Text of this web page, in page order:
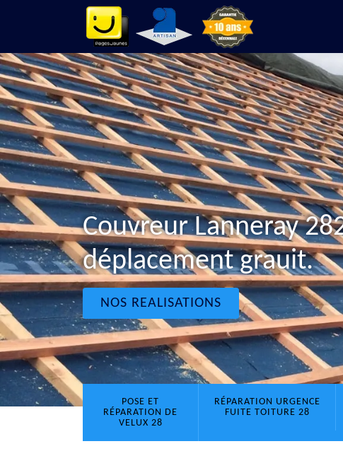
Couvreur Lanneray
déplacement grauit.
NOS REALISATIONS
POSE ET
RÉPARATION DE
VELUX 28
RÉPARATION URGENCE
FUITE TOITURE 28